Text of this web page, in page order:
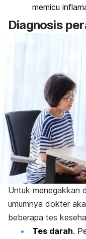
memicu
Diagnosis
Untuk menegakkan
umumnya dokter
beberapa tes
Tes darah.